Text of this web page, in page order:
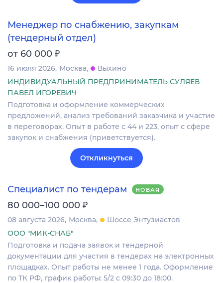
Менеджер по снабжению, закупкам
(тендерный отдел)
от 60 000 ₽
16 июля 2026 Москва
Выхино
ИНДИВИДУАЛЬНЫЙ ПРЕДПРИНИМАТЕЛЬ СУЛЯЕВ
ПАВЕЛ ИГОРЕВИЧ
Подготовка и оформление коммерческих
предложений, анализ требований заказчика и участие
в переговорах. Опыт в работе с 44 и 223, опыт с сфере
закупок и снабжения (приветствуется).
Откликнуться
Специалист по тендерам НОВАЯ
80 000–100 000 ₽
08 августа 2026 Москва
Шоссе Энтузиастов
ООО "МИК-СНАБ"
Подготовка и подача заявок и тендерной
документации для участия в тендерах на электронных
площадках. Опыт работы не менее 1 года. Оформление
по ТК РФ, график работы: 5/2 с 09:30 до 18:00.